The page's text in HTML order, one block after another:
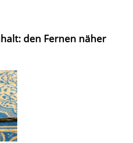
den Fernen näher